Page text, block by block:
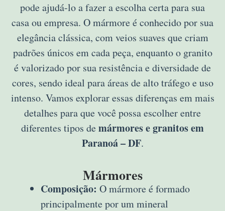
pode ajudá-lo a fazer a escolha certa para sua
casa ou empresa. O mármore é conhecido por sua
elegância clássica, com veios suaves que criam
padrões únicos em cada peça, enquanto o granito
é valorizado por sua resistência e diversidade de
cores, sendo ideal para áreas de alto tráfego e uso
intenso. Vamos explorar essas diferenças em mais
detalhes para que você possa escolher entre
diferentes tipos de mármores e granitos em
Paranoá – DF.
Mármores
Composição: O mármore é formado
principalmente por um mineral